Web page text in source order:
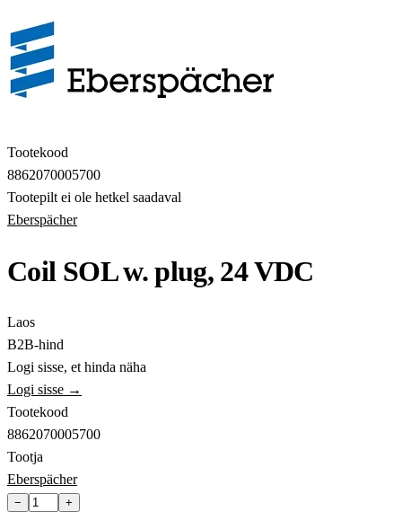
Tootekood
8862070005700
Tootepilt ei ole hetkel saadaval
Eberspächer
Coil SOL w. plug, 24 VDC
Laos
B2B-hind
Logi sisse, et hinda näha
Logi sisse →
Tootekood
8862070005700
Tootja
Eberspächer
− +